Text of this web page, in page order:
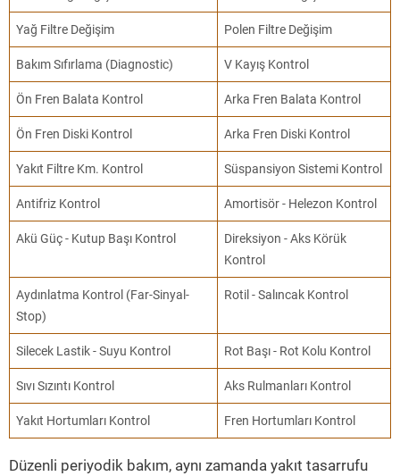
Yağ Filtre Değişim Polen Filtre Değişim
Bakım Sıfırlama (Diagnostic) V Kayış Kontrol
Ön Fren Balata Kontrol Arka Fren Balata Kontrol
Ön Fren Diski Kontrol Arka Fren Diski Kontrol
Yakıt Filtre Km. Kontrol Süspansiyon Sistemi Kontrol
Antifriz Kontrol Amortisör - Helezon Kontrol
Akü Güç - Kutup Başı Kontrol
Direksiyon - Aks Körük
Kontrol
Aydınlatma Kontrol (Far-Sinyal-
Stop)
Rotil - Salıncak Kontrol
Silecek Lastik - Suyu Kontrol Rot Başı - Rot Kolu Kontrol
Sıvı Sızıntı Kontrol Aks Rulmanları Kontrol
Yakıt Hortumları Kontrol Fren Hortumları Kontrol
Düzenli periyodik bakım, aynı zamanda yakıt tasarrufu